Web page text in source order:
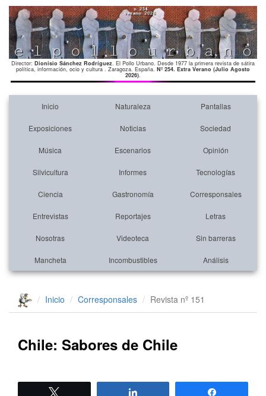
Director: Dionisio Sánchez Rodríguez. El Pollo Urbano. Desde 1977 la primera revista de sátira
política, información, ocio y cultura . Zaragoza. España. Nº 254. Extra Verano (Julio Agosto
2026).
Inicio Naturaleza Pantallas
Exposiciones Noticias Sociedad
Música Escenarios Opinión
Silvicultura Informes Tecnologías
Ciencia Gastronomía Corresponsales
Entrevistas Reportajes Letras
Nosotras Videoteca Sin barreras
Mancheta Incombustibles Análisis
Inicio Corresponsales Revista nº 151
Chile: Sabores de Chile